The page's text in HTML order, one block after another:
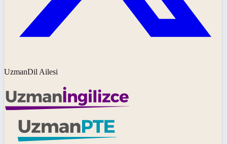
UzmanDil Ailesi